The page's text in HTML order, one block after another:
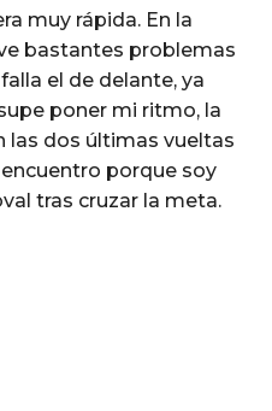
muy rápida. En la
bastantes problemas
el de delante, ya
poner mi ritmo, la
las dos últimas vueltas
porque soy
tras cruzar la meta.